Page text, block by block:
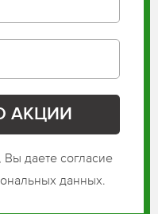
даете согласие
данных.